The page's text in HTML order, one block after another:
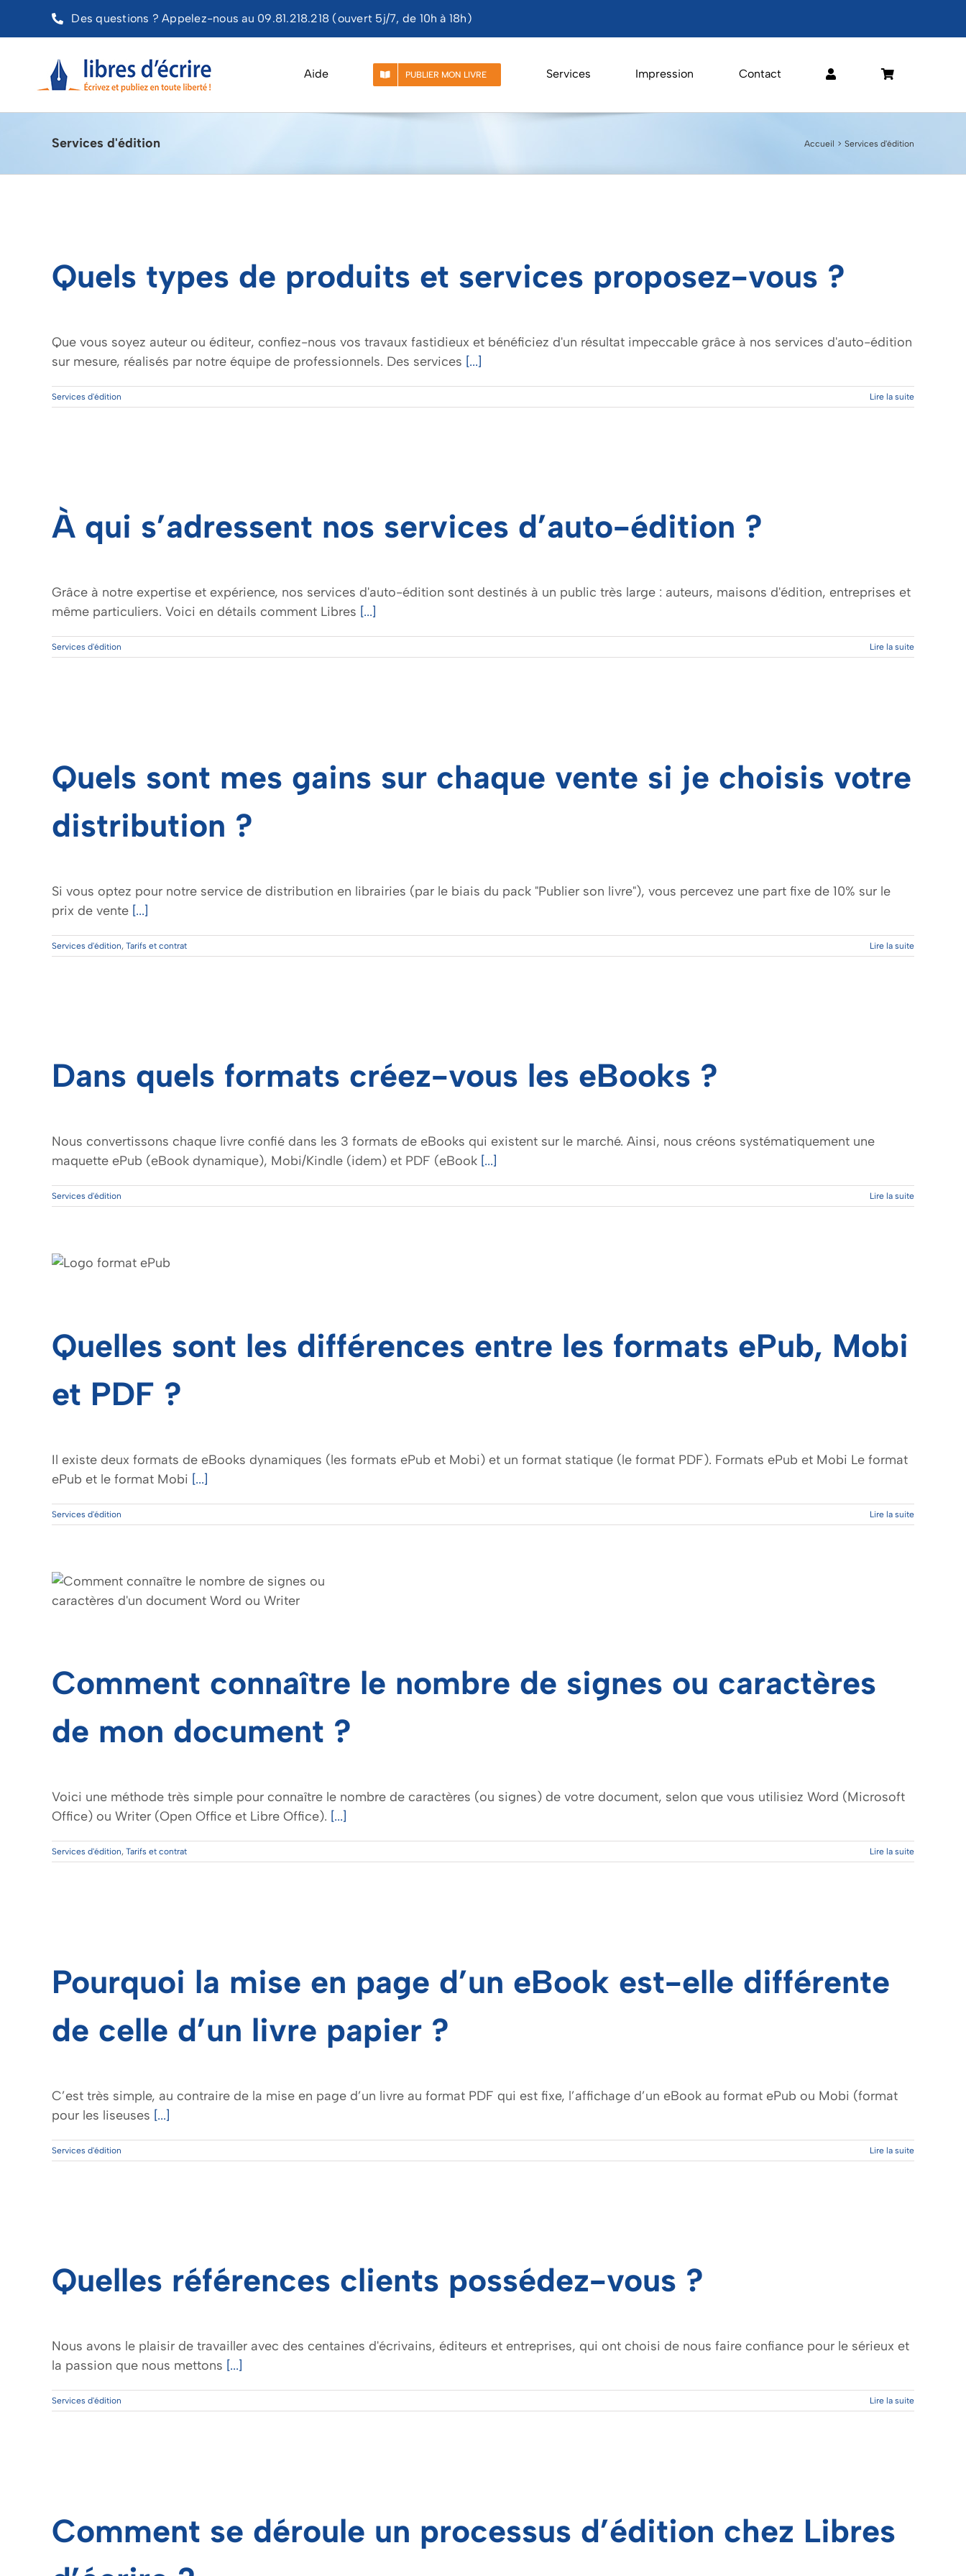
Des questions ? Appelez-nous au 09.81.218.218 (ouvert 5j/7, de 10h à 18h)
Aide PUBLIER MON LIVRE Services Impression Contact
Services d'édition Accueil Services d'édition
Quels types de produits et services proposez-vous ?
Que vous soyez auteur ou éditeur, confiez-nous vos travaux fastidieux et bénéficiez d'un résultat impeccable grâce à nos services d'auto-édition
sur mesure, réalisés par notre équipe de professionnels. Des services [...]
Services d'édition Lire la suite
À qui s’adressent nos services d’auto-édition ?
Grâce à notre expertise et expérience, nos services d'auto-édition sont destinés à un public très large : auteurs, maisons d'édition, entreprises et
même particuliers. Voici en détails comment Libres [...]
Services d'édition Lire la suite
Quels sont mes gains sur chaque vente si je choisis votre
distribution ?
Si vous optez pour notre service de distribution en librairies (par le biais du pack "Publier son livre"), vous percevez une part fixe de 10% sur le
prix de vente [...]
Services d'édition, Tarifs et contrat Lire la suite
Dans quels formats créez-vous les eBooks ?
Nous convertissons chaque livre confié dans les 3 formats de eBooks qui existent sur le marché. Ainsi, nous créons systématiquement une
maquette ePub (eBook dynamique), Mobi/Kindle (idem) et PDF (eBook [...]
Services d'édition Lire la suite
Quelles sont les différences entre les formats ePub, Mobi
et PDF ?
Il existe deux formats de eBooks dynamiques (les formats ePub et Mobi) et un format statique (le format PDF). Formats ePub et Mobi Le format
ePub et le format Mobi [...]
Services d'édition Lire la suite
Comment connaître le nombre de signes ou caractères
de mon document ?
Voici une méthode très simple pour connaître le nombre de caractères (ou signes) de votre document, selon que vous utilisiez Word (Microsoft
Office) ou Writer (Open Office et Libre Office). [...]
Services d'édition, Tarifs et contrat Lire la suite
Pourquoi la mise en page d’un eBook est-elle différente
de celle d’un livre papier ?
C’est très simple, au contraire de la mise en page d’un livre au format PDF qui est fixe, l’affichage d’un eBook au format ePub ou Mobi (format
pour les liseuses [...]
Services d'édition Lire la suite
Quelles références clients possédez-vous ?
Nous avons le plaisir de travailler avec des centaines d'écrivains, éditeurs et entreprises, qui ont choisi de nous faire confiance pour le sérieux et
la passion que nous mettons [...]
Services d'édition Lire la suite
Comment se déroule un processus d’édition chez Libres